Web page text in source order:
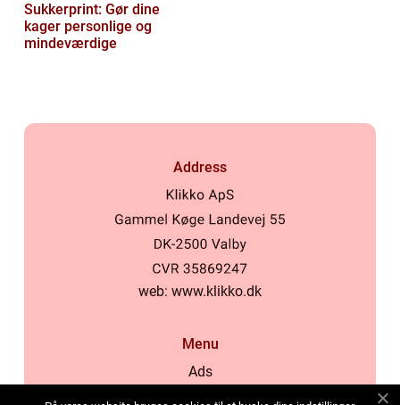
Sukkerprint: Gør dine
kager personlige og
mindeværdige
Address
web: www.klikko.dk
Menu
Ads